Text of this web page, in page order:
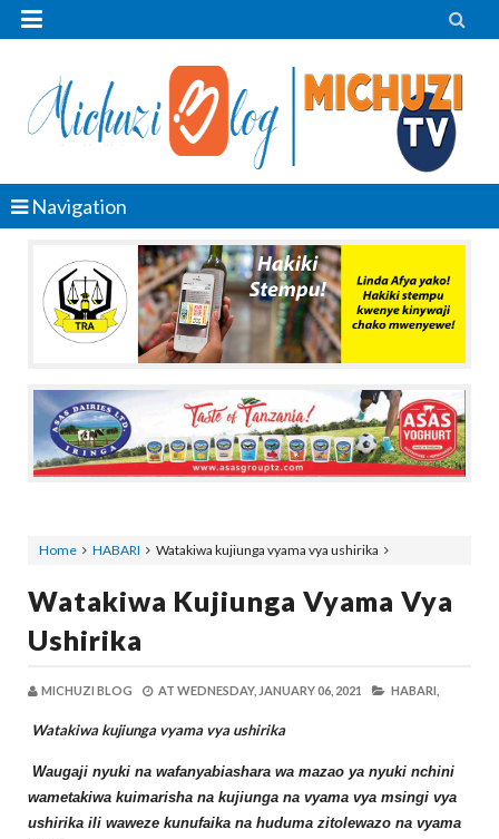
 
Navigation
Home HABARI Watakiwa kujiunga vyama vya ushirika
Watakiwa Kujiunga Vyama Vya
Ushirika
MICHUZI BLOG AT WEDNESDAY, JANUARY 06, 2021 HABARI,
Watakiwa kujiunga vyama vya ushirika
Waugaji nyuki na wafanyabiashara wa mazao ya nyuki nchini
wametakiwa kuimarisha na kujiunga na vyama vya msingi vya
ushirika ili waweze kunufaika na huduma zitolewazo na vyama